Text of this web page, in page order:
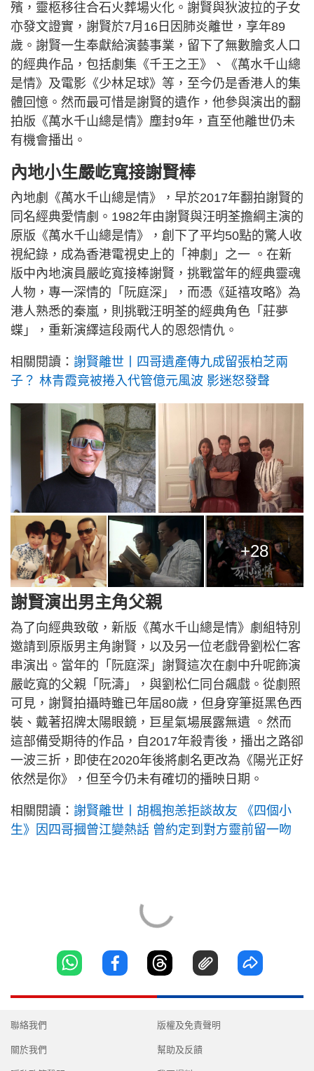
殯，靈柩移往合石火葬場火化。謝賢與狄波拉的子女
亦發文證實，謝賢於7月16日因肺炎離世，享年89
歲。謝賢一生奉獻給演藝事業，留下了無數膾炙人口
的經典作品，包括劇集《千王之王》、《萬水千山總
是情》及電影《少林足球》等，至今仍是香港人的集
體回憶。然而最可惜是謝賢的遺作，他參與演出的翻
拍版《萬水千山總是情》塵封9年，直至他離世仍未
有機會播出。
內地小生嚴屹寬接謝賢棒
內地劇《萬水千山總是情》，早於2017年翻拍謝賢的
同名經典愛情劇。1982年由謝賢與汪明荃擔綱主演的
原版《萬水千山總是情》，創下了平均50點的驚人收
視紀錄，成為香港電視史上的「神劇」之一 。在新
版中內地演員嚴屹寬接棒謝賢，挑戰當年的經典靈魂
人物，專一深情的「阮庭深」，而憑《延禧攻略》為
港人熟悉的秦嵐，則挑戰汪明荃的經典角色「莊夢
蝶」，重新演繹這段兩代人的恩怨情仇。
相關閱讀： 謝賢離世丨四哥遺產傳九成留張柏芝兩
子？ 林青霞竟被捲入代管億元風波 影迷怒發聲
+28
謝賢演出男主角父親
為了向經典致敬，新版《萬水千山總是情》劇組特別
邀請到原版男主角謝賢，以及另一位老戲骨劉松仁客
串演出。當年的「阮庭深」謝賢這次在劇中升呢飾演
嚴屹寬的父親「阮濤」，與劉松仁同台飆戲。從劇照
可見，謝賢拍攝時雖已年屆80歲，但身穿筆挺黑色西
裝、戴著招牌太陽眼鏡，巨星氣場展露無遺 。然而
這部備受期待的作品，自2017年殺青後，播出之路卻
一波三折，即使在2020年後將劇名更改為《陽光正好
依然是你》，但至今仍未有確切的播映日期。
相關閱讀： 謝賢離世丨胡楓抱恙拒談故友 《四個小
生》因四哥摑曾江變熱話 曾約定到對方靈前留一吻
聯絡我們
關於我們
版權及免責聲明
幫助及反饋